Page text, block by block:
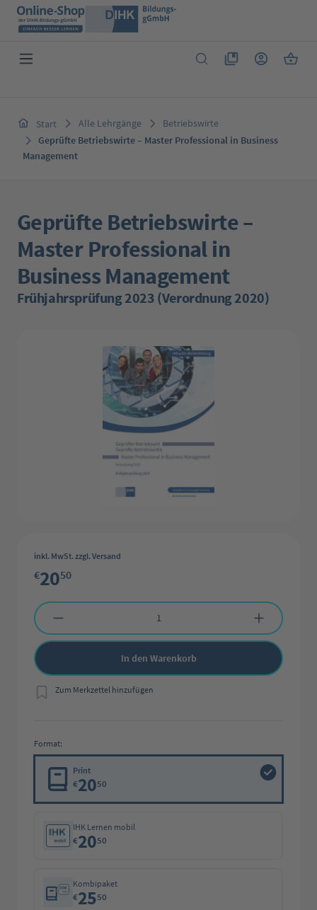
Zum Hauptinhalt springen
Du hast 0 Produkte
Start Alle Lehrgänge
Betriebswirte
Geprüfte Betriebswirte – Master Professional in Business
Management
Geprüfte Betriebswirte –
Master Professional in
Business Management
Frühjahrsprüfung 2023 (Verordnung 2020)
inkl. MwSt. zzgl. Versand
€2050
Produkt Anzahl: Gib den gewünschten Wert ein oder benutze die
In den Warenkorb
Zum Merkzettel hinzufügen
Format:
Print
€2050
IHK Lernen mobil
€2050
Kombipaket
€2550